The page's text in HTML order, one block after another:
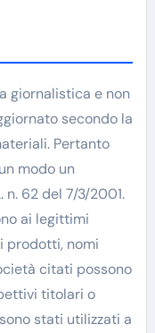
giornalistica e non
secondo la
Pertanto
modo un
62 del 7/3/2001.
ai legittimi
prodotti, nomi
citati possono
titolari o
stati utilizzati a